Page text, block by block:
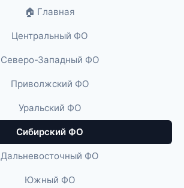
🏠 Главная
Центральный ФО
Северо-Западный ФО
Приволжский ФО
Уральский ФО
Сибирский ФО
Дальневосточный ФО
Южный ФО